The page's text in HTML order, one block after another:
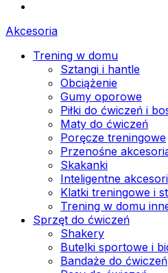
Akcesoria
Trening w domu
Sztangi i hantle
Obciążenie
Gumy oporowe
Piłki do ćwiczeń i
Maty do ćwiczeń
Poręcze treningowe
Przenośne
Skakanki
Inteligentne
Klatki treningowe i
Trening w domu
Sprzęt do ćwiczeń
Shakery
Butelki sportowe i
Bandaże do ćwiczeń